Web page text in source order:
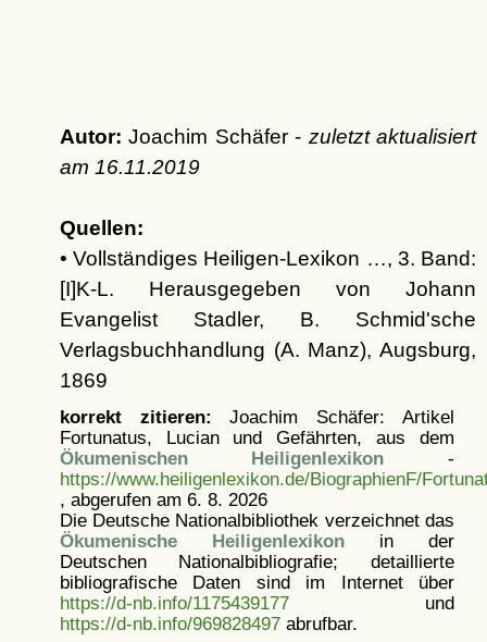
Autor: Joachim Schäfer - zuletzt aktualisiert
am 16.11.2019
Quellen:
• Vollständiges Heiligen-Lexikon …, 3. Band:
[I]K-L. Herausgegeben von Johann
Evangelist Stadler, B. Schmid'sche
Verlagsbuchhandlung (A. Manz), Augsburg,
1869
korrekt zitieren: Joachim Schäfer: Artikel
Fortunatus, Lucian und Gefährten, aus dem
Ökumenischen Heiligenlexikon -
https://www.heiligenlexikon.de/BiographienF/
, abgerufen am 6. 8. 2026
Die Deutsche Nationalbibliothek verzeichnet das
Ökumenische Heiligenlexikonin der
Deutschen Nationalbibliografie; detaillierte
bibliografische Daten sind im Internet über
https://d-nb.info/1175439177und
https://d-nb.info/969828497abrufbar.